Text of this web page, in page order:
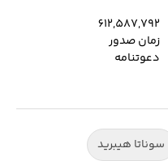
612,587,792
زمان صدور
دعوتنامه
سوناتا هیبرید